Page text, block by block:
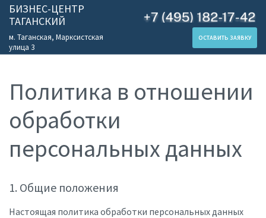
БИЗНЕС-ЦЕНТР
ТАГАНСКИЙ
м. Таганская, Марксистская
улица 3
ОСТАВИТЬ ЗАЯВКУ
Политика в отношении
обработки
персональных данных
1. Общие положения
Настоящая политика обработки персональных данных